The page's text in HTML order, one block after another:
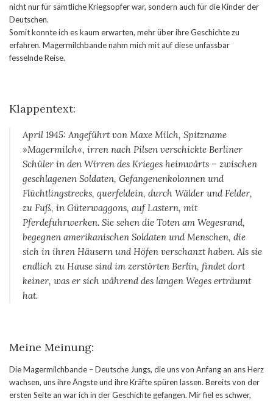
nicht nur für sämtliche Kriegsopfer war, sondern auch für die Kinder der
Deutschen.
Somit konnte ich es kaum erwarten, mehr über ihre Geschichte zu
erfahren. Magermilchbande nahm mich mit auf diese unfassbar
fesselnde Reise.
Klappentext:
April 1945: Angeführt von Maxe Milch, Spitzname
»Magermilch«, irren nach Pilsen verschickte Berliner
Schüler in den Wirren des Krieges heimwärts – zwischen
geschlagenen Soldaten, Gefangenenkolonnen und
Flüchtlingstrecks, querfeldein, durch Wälder und Felder,
zu Fuß, in Güterwaggons, auf Lastern, mit
Pferdefuhrwerken. Sie sehen die Toten am Wegesrand,
begegnen amerikanischen Soldaten und Menschen, die
sich in ihren Häusern und Höfen verschanzt haben. Als sie
endlich zu Hause sind im zerstörten Berlin, findet dort
keiner, was er sich während des langen Weges erträumt
hat.
Meine Meinung:
Die Magermilchbande – Deutsche Jungs, die uns von Anfang an ans Herz
wachsen, uns ihre Ängste und ihre Kräfte spüren lassen. Bereits von der
ersten Seite an war ich in der Geschichte gefangen. Mir fiel es schwer,